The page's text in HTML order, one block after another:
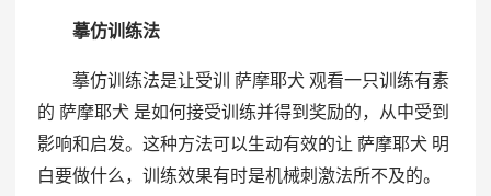
摹仿训练法
摹仿训练法是让受训 萨摩耶犬 观看一只训练有素
的 萨摩耶犬 是如何接受训练并得到奖励的，从中受到
影响和启发。这种方法可以生动有效的让 萨摩耶犬 明
白要做什么，训练效果有时是机械刺激法所不及的。